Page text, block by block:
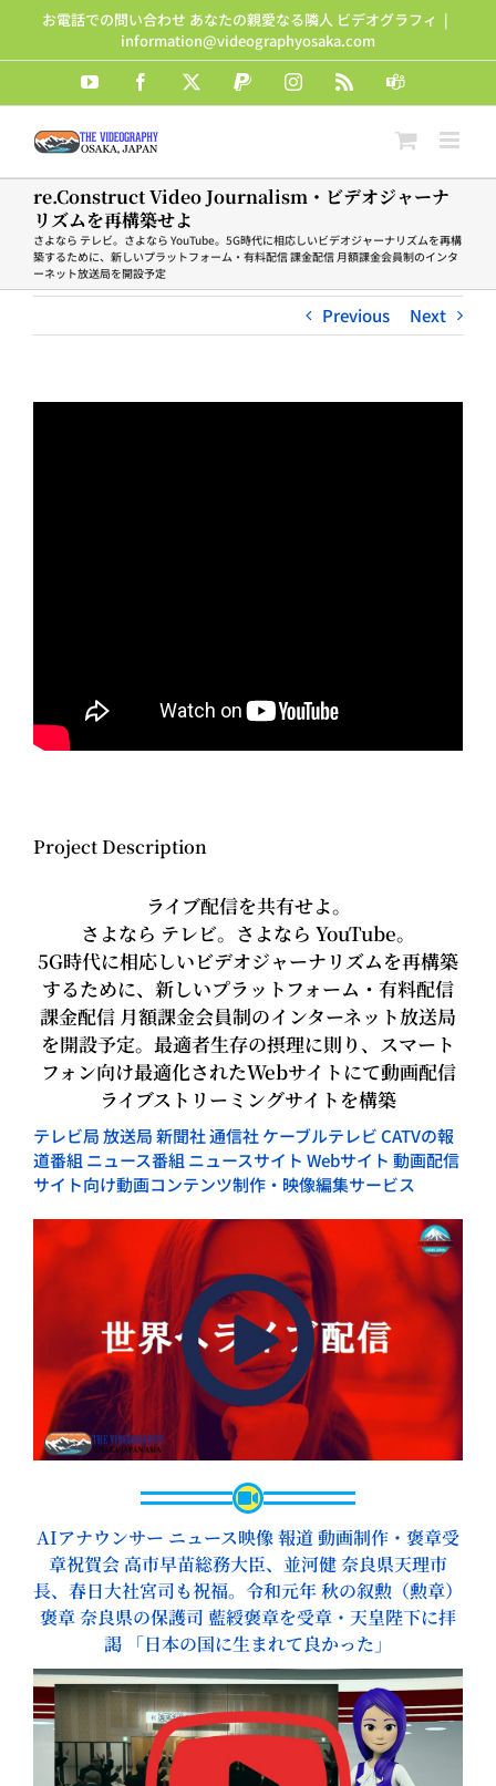
content
お電話での問い合わせ あなたの親愛なる隣人 ビデオグラフィ |
information@videographyosaka.com
YouTube Facebook PayPalInstagram Teams
re.Construct Video Journalism・ビデオジャーナ
リズムを再構築せよ
さよなら テレビ。さよなら YouTube。5G時代に相応しいビデオジャーナリズムを再構
築するために、新しいプラットフォーム・有料配信 課金配信 月額課金会員制のインタ
ーネット放送局を開設予定
Previous Next
Project Description
ライブ配信を共有せよ。
さよなら テレビ。さよなら YouTube。
5G時代に相応しいビデオジャーナリズムを再構築
するために、新しいプラットフォーム・有料配信
課金配信 月額課金会員制のインターネット放送局
を開設予定。最適者生存の摂理に則り、スマート
フォン向け最適化されたWebサイトにて動画配信
ライブストリーミングサイトを構築
テレビ局 放送局 新聞社 通信社 ケーブルテレビ CATVの報
道番組 ニュース番組 ニュースサイト Webサイト 動画配信
サイト向け動画コンテンツ制作・映像編集サービス
AIアナウンサー ニュース映像 報道 動画制作・褒章受
章祝賀会 高市早苗総務大臣、並河健 奈良県天理市
長、春日大社宮司も祝福。令和元年 秋の叙勲（勲章）
褒章 奈良県の保護司 藍綬褒章を受章・天皇陛下に拝
謁 「日本の国に生まれて良かった」